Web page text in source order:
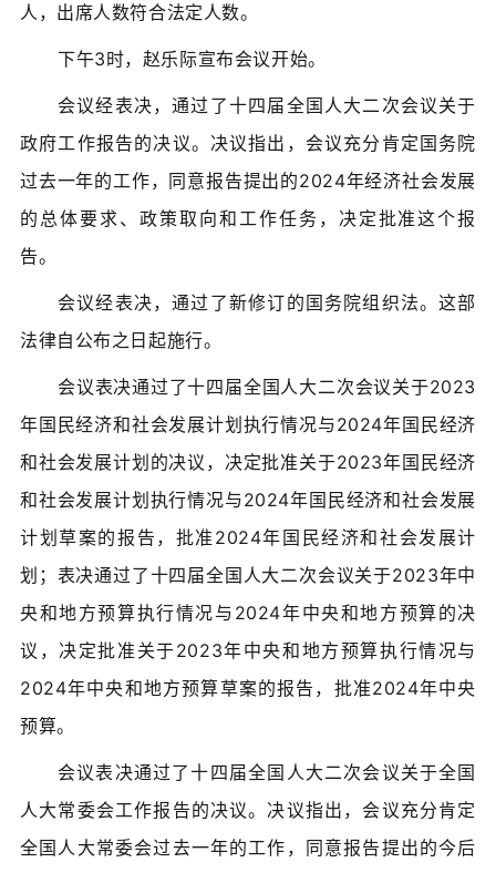
人，出席人数符合法定人数。
下午3时，赵乐际宣布会议开始。
会议经表决，通过了十四届全国人大二次会议关于
政府工作报告的决议。决议指出，会议充分肯定国务院
过去一年的工作，同意报告提出的2024年经济社会发展
的总体要求、政策取向和工作任务，决定批准这个报
告。
会议经表决，通过了新修订的国务院组织法。这部
法律自公布之日起施行。
会议表决通过了十四届全国人大二次会议关于2023
年国民经济和社会发展计划执行情况与2024年国民经济
和社会发展计划的决议，决定批准关于2023年国民经济
和社会发展计划执行情况与2024年国民经济和社会发展
计划草案的报告，批准2024年国民经济和社会发展计
划；表决通过了十四届全国人大二次会议关于2023年中
央和地方预算执行情况与2024年中央和地方预算的决
议，决定批准关于2023年中央和地方预算执行情况与
2024年中央和地方预算草案的报告，批准2024年中央
预算。
会议表决通过了十四届全国人大二次会议关于全国
人大常委会工作报告的决议。决议指出，会议充分肯定
全国人大常委会过去一年的工作，同意报告提出的今后